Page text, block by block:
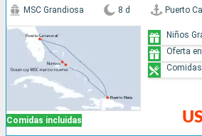
Comidas incluidas
MSC Grandiosa 8 d Puerto
Niños
Oferta